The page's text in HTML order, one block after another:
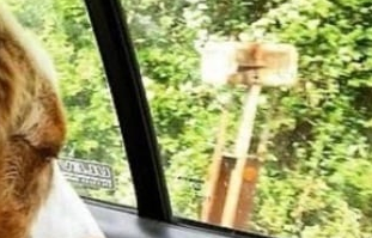
© fugololo / reddit